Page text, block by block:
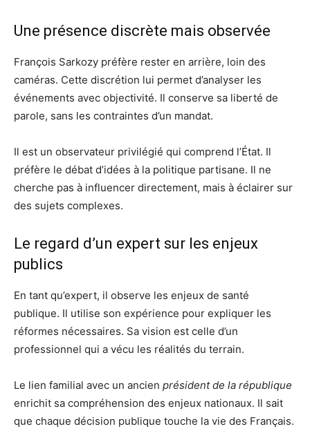
Une présence discrète mais observée
François Sarkozy préfère rester en arrière, loin des
caméras. Cette discrétion lui permet d’analyser les
événements avec objectivité. Il conserve sa liberté de
parole, sans les contraintes d’un mandat.
Il est un observateur privilégié qui comprend l’État. Il
préfère le débat d’idées à la politique partisane. Il ne
cherche pas à influencer directement, mais à éclairer sur
des sujets complexes.
Le regard d’un expert sur les enjeux
publics
En tant qu’expert, il observe les enjeux de santé
publique. Il utilise son expérience pour expliquer les
réformes nécessaires. Sa vision est celle d’un
professionnel qui a vécu les réalités du terrain.
Le lien familial avec un ancien président de la république
enrichit sa compréhension des enjeux nationaux. Il sait
que chaque décision publique touche la vie des Français.